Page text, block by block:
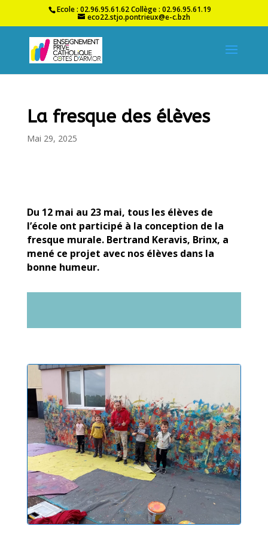
Ecole : 02.96.95.61.62 Collège : 02.96.95.61.19
eco22.stjo.pontrieux@e-c.bzh
La fresque des élèves
Mai 29, 2025
Du 12 mai au 23 mai, tous les élèves de
l’école ont participé à la conception de la
fresque murale. Bertrand Keravis, Brinx, a
mené ce projet avec nos élèves dans la
bonne humeur.